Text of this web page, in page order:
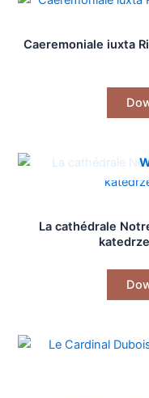
Caeremoniale iuxta
La cathédrale